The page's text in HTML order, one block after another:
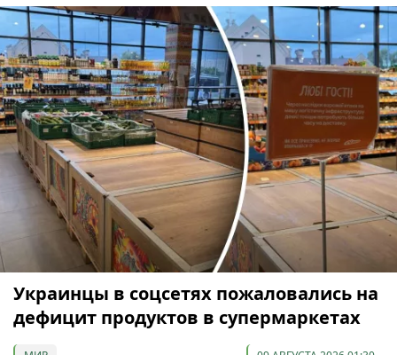
Украинцы в соцсетях пожаловались на
дефицит продуктов в супермаркетах